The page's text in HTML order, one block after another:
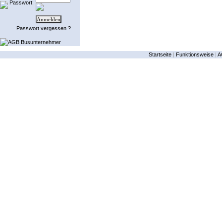
Passwort:
Passwort vergessen ?
AGB Busunternehmer
Startseite | Funktionsweise |